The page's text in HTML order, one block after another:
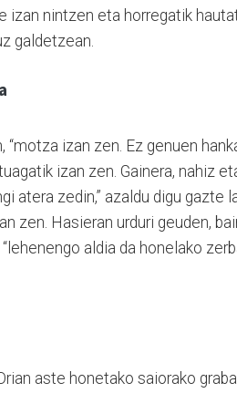
izan nintzen eta horregatik
galdetzean.
“motza izan zen. Ez genuen
izan zen. Gainera, nahiz
atera zedin,” azaldu digu gazte
zen. Hasieran urduri geuden,
aldia da honelako
aste honetako saiorako